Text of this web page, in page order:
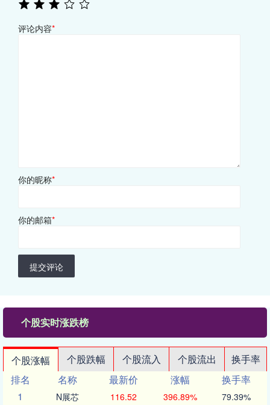
评论内容*
你的昵称*
你的邮箱*
提交评论
个股实时涨跌榜
个股涨幅 个股跌幅 个股流入 个股流出
换手率
排名
名称 最新价 涨幅
换手率
1
N展芯 116.52 396.89% 79.39%